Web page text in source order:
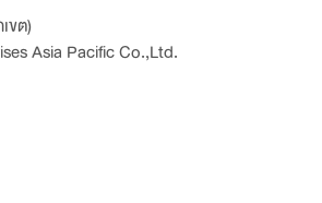
ขต)
Asia Pacific Co.,Ltd.